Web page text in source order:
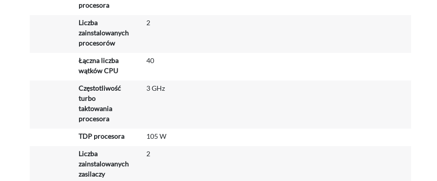
procesora
Liczba
zainstalowanych
procesorów
2
Łączna liczba
wątków CPU
40
Częstotliwość
turbo
taktowania
procesora
3 GHz
TDP procesora 105 W
Liczba
zainstalowanych
zasilaczy
2